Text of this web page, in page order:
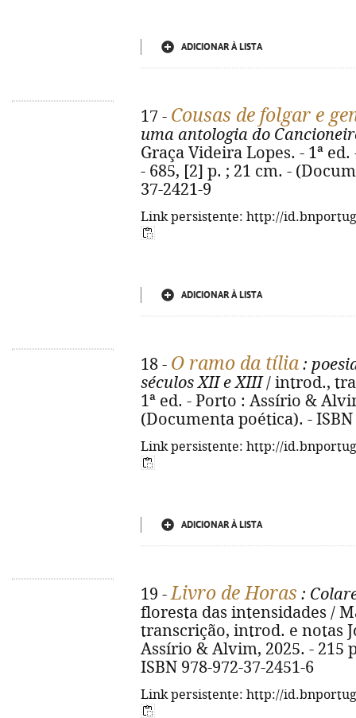
ADICIONAR À LISTA
17 - Cousas de folgar e
uma antologia do
Graça Videira Lopes. - 1ª
- 685, [2] p. ; 21 cm. -
37-2421-9
Link persistente: http://
ADICIONAR À LISTA
18 - O ramo da tília :
séculos XII e XIII/ introd.,
1ª ed. - Porto : Assírio &
(Documenta poética). - ISBN
Link persistente: http://
ADICIONAR À LISTA
19 -Livro de Horas :
floresta das intensidades /
transcrição, introd. e notas
Assírio & Alvim, 2025. - 215
ISBN 978-972-37-2451-6
Link persistente: http://